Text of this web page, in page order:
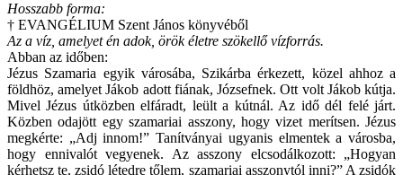
Hosszabb forma:
† EVANGÉLIUM Szent János könyvéből
Az a víz, amelyet én adok, örök életre szökellő vízforrás.
Abban az időben:
Jézus Szamaria egyik városába, Szikárba érkezett, közel ahhoz a
földhöz, amelyet Jákob adott fiának, Józsefnek. Ott volt Jákob kútja.
Mivel Jézus útközben elfáradt, leült a kútnál. Az idő dél felé járt.
Közben odajött egy szamariai asszony, hogy vizet merítsen. Jézus
megkérte: „Adj innom!” Tanítványai ugyanis elmentek a városba,
hogy ennivalót vegyenek. Az asszony elcsodálkozott: „Hogyan
kérhetsz te, zsidó létedre tőlem, szamariai asszonytól inni?” A zsidók